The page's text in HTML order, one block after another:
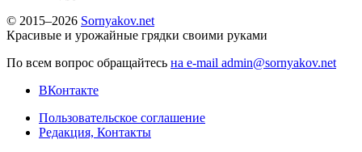
© 2015–2026 Sornyakov.net
Красивые и урожайные грядки своими руками
По всем вопрос обращайтесь на e-mail admin@sornyakov.net
ВКонтакте
Пользовательское соглашение
Редакция, Контакты